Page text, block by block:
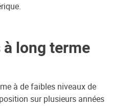
long terme
à de faibles niveaux de
sur plusieurs années